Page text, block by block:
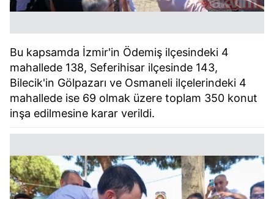
Bu kapsamda İzmir'in Ödemiş ilçesindeki 4
mahallede 138, Seferihisar ilçesinde 143,
Bilecik'in Gölpazarı ve Osmaneli ilçelerindeki 4
mahallede ise 69 olmak üzere toplam 350 konut
inşa edilmesine karar verildi.